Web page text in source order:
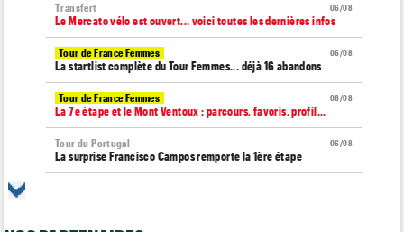
06/08
Transfert
Le Mercato vélo est ouvert... voici toutes les dernières infos
06/08
Tour de France Femmes
La startlist complète du Tour Femmes... déjà 16 abandons
06/08
Tour de France Femmes
La 7e étape et le Mont Ventoux : parcours, favoris, profil…
06/08
Tour du Portugal
La surprise Francisco Campos remporte la 1ère étape